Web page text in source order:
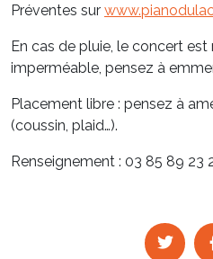
Préventes sur
En cas de pluie, le concert
imperméable, pensez à
Placement libre : pensez à
(coussin, plaid…).
Renseignement : 03 85 89 23